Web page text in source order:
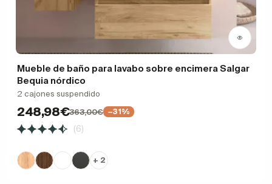
Mueble de baño para lavabo sobre encimera Salgar
Bequia nórdico
2 cajones suspendido
248,98€363,00€ −31%
(6)
+ 2